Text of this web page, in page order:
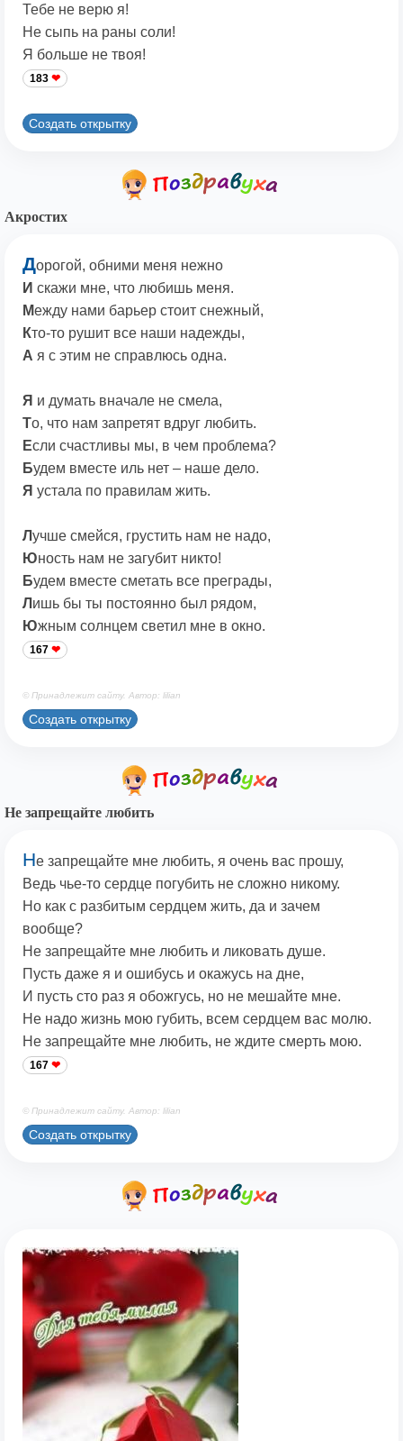
Тебе не верю я!
Не сыпь на раны соли!
Я больше не твоя!
183
Создать открытку
Акростих
Дорогой, обними меня нежно
И скажи мне, что любишь меня.
Между нами барьер стоит снежный,
Кто-то рушит все наши надежды,
А я с этим не справлюсь одна.
Я и думать вначале не смела,
То, что нам запретят вдруг любить.
Если счастливы мы, в чем проблема?
Будем вместе иль нет – наше дело.
Я устала по правилам жить.
Лучше смейся, грустить нам не надо,
Юность нам не загубит никто!
Будем вместе сметать все преграды,
Л ишь бы ты постоянно был рядом,
Южным солнцем светил мне в окно.
167
© Принадлежит сайту. Автор: lilian
Создать открытку
Не запрещайте любить
Не запрещайте мне любить, я очень вас прошу,
Ведь чье-то сердце погубить не сложно никому.
Но как с разбитым сердцем жить, да и зачем
вообще?
Не запрещайте мне любить и ликовать душе.
Пусть даже я и ошибусь и окажусь на дне,
И пусть сто раз я обожгусь, но не мешайте мне.
Не надо жизнь мою губить, всем сердцем вас молю.
Не запрещайте мне любить, не ждите смерть мою.
167
© Принадлежит сайту. Автор: lilian
Создать открытку